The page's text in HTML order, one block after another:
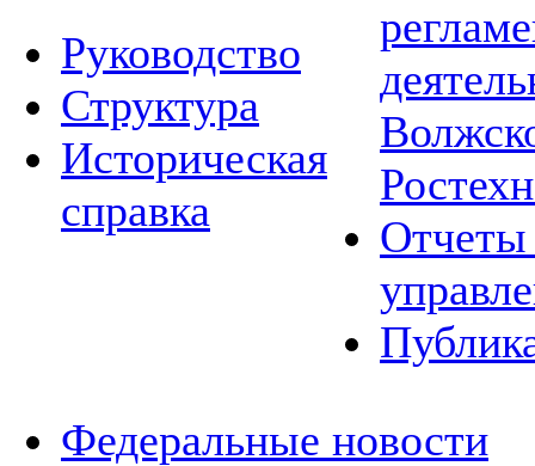
Руководство
Структура
Историческая
справка
Отчеты
Федеральные новости